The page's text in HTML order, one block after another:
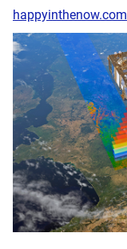
happyinthenow.com